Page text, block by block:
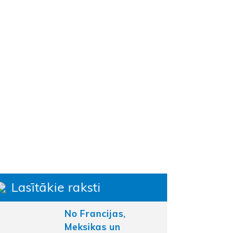
Lasītākie raksti
No Francijas,
Meksikas un